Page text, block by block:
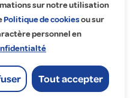
sur notre utilisation
Politique de cookiesou sur
personnel en
Tout accepter
Ile-de-France